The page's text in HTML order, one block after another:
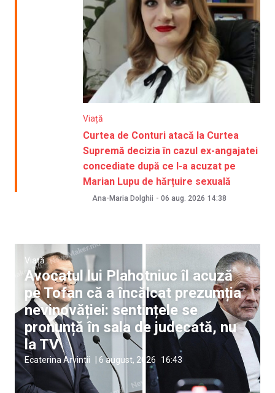
Viață
Curtea de Conturi atacă la Curtea
Supremă decizia în cazul ex-angajatei
concediate după ce l-a acuzat pe
Marian Lupu de hărțuire sexuală
Ana-Maria Dolghii - 06 aug. 2026 14:38
Viață
Avocatul lui Plahotniuc îl acuză
pe Tofan că a încălcat prezumția
nevinovăției: sentințele se
pronunță în sala de judecată, nu
la TV
Ecaterina Arvintii 6 august, 2026 16:43